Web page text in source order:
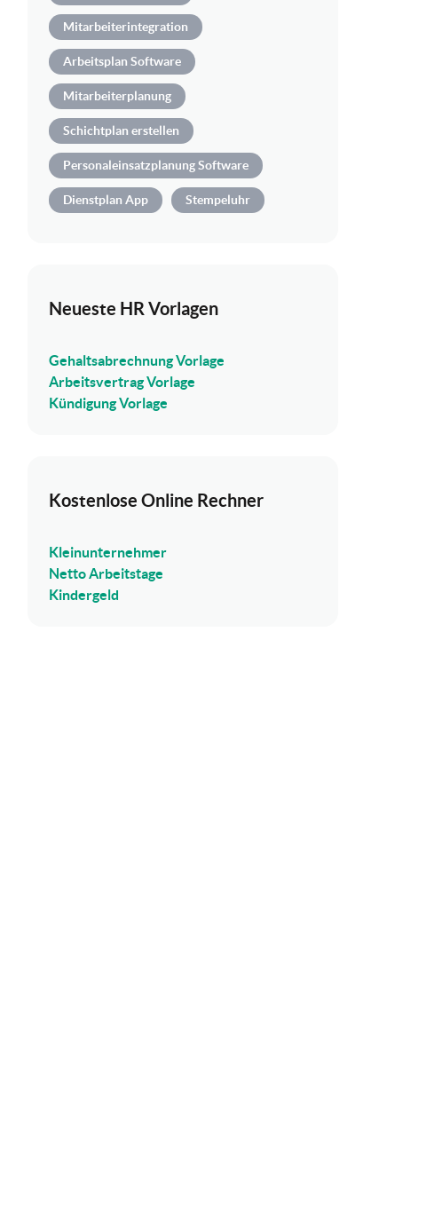
Mitarbeiterintegration
Arbeitsplan Software
Mitarbeiterplanung
Schichtplan erstellen
Personaleinsatzplanung Software
Dienstplan App Stempeluhr
Neueste HR Vorlagen
Gehaltsabrechnung Vorlage
Arbeitsvertrag Vorlage
Kündigung Vorlage
Kostenlose Online Rechner
Kleinunternehmer
Netto Arbeitstage
Kindergeld